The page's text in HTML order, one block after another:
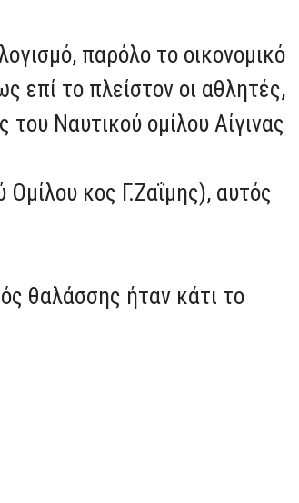
παρόλο το οικονομικό
επί το πλείστον οι αθλητές,
Ναυτικού ομίλου Αίγινας
κος Γ.Ζαΐμης), αυτός
θαλάσσης ήταν κάτι το